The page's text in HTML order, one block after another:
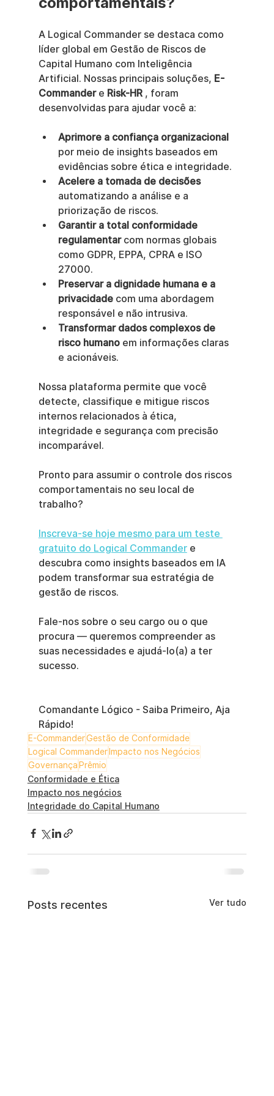
A Logical Commander se destaca como
líder global em Gestão de Riscos de
Capital Humano com Inteligência
Artificial. Nossas principais soluções, E-
Commander e Risk-HR , foram
desenvolvidas para ajudar você a:
Aprimore a confiança organizacional
por meio de insights baseados em
evidências sobre ética e integridade.
Acelere a tomada de decisões
automatizando a análise e a
priorização de riscos.
Garantir a total conformidade
regulamentar com normas globais
como GDPR, EPPA, CPRA e ISO
27000.
Preservar a dignidade humana e a
privacidade com uma abordagem
responsável e não intrusiva.
Transformar dados complexos de
risco humano em informações claras
e acionáveis.
Nossa plataforma permite que você
detecte, classifique e mitigue riscos
internos relacionados à ética,
integridade e segurança com precisão
incomparável.
Pronto para assumir o controle dos riscos
comportamentais no seu local de
trabalho?
Inscreva-se hoje mesmo para um teste
gratuito do Logical Commander e
descubra como insights baseados em IA
podem transformar sua estratégia de
gestão de riscos.
Fale-nos sobre o seu cargo ou o que
procura — queremos compreender as
suas necessidades e ajudá-lo(a) a ter
sucesso.
Comandante Lógico - Saiba Primeiro, Aja
Rápido!
E-CommanderGestão de Conformidade
Logical Commander Impacto nos Negócios
Governança Prêmio
Conformidade e Ética
Impacto nos negócios
Integridade do Capital Humano
Posts recentes Ver tudo